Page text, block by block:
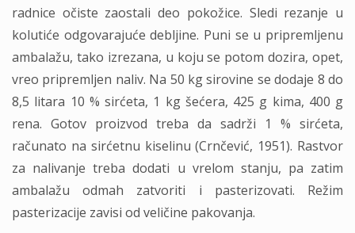
radnice očiste zaostali deo pokožice. Sledi rezanje u
kolutiće odgovarajuće debljine. Puni se u pripremljenu
ambalažu, tako izrezana, u koju se potom dozira, opet,
vreo pripremljen naliv. Na 50 kg sirovine se dodaje 8 do
8,5 litara 10 % sirćeta, 1 kg šećera, 425 g kima, 400 g
rena. Gotov proizvod treba da sadrži 1 % sirćeta,
računato na sirćetnu kiselinu (Crnčević, 1951). Rastvor
za nalivanje treba dodati u vrelom stanju, pa zatim
ambalažu odmah zatvoriti i pasterizovati. Režim
pasterizacije zavisi od veličine pakovanja.